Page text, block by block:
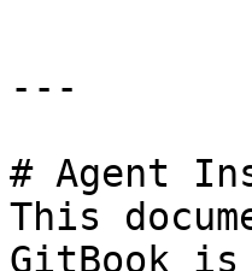
---
# Agent
This
GitBook is